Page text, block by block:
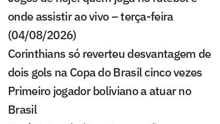
onde assistir ao vivo – terça-feira
(04/08/2026)
Corinthians só reverteu desvantagem de
dois gols na Copa do Brasil cinco vezes
Primeiro jogador boliviano a atuar no
Brasil